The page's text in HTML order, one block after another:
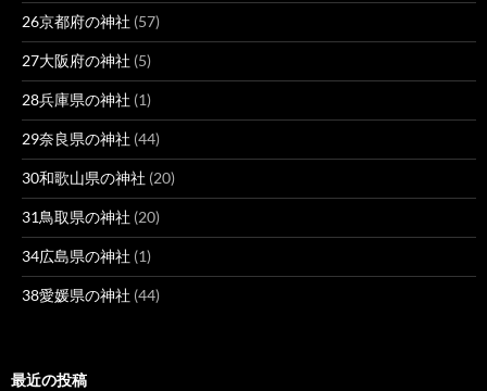
26京都府の神社 (57)
27大阪府の神社 (5)
28兵庫県の神社 (1)
29奈良県の神社 (44)
30和歌山県の神社 (20)
31鳥取県の神社 (20)
34広島県の神社 (1)
38愛媛県の神社 (44)
最近の投稿